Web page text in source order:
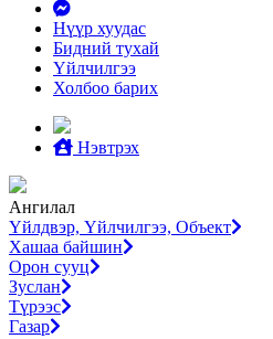
Нүүр хуудас
Бидний тухай
Үйлчилгээ
Холбоо барих
Нэвтрэх
Ангилал
Үйлдвэр, Үйлчилгээ, Объект
Хашаа байшин
Орон сууц
Зуслан
Түрээс
Газар